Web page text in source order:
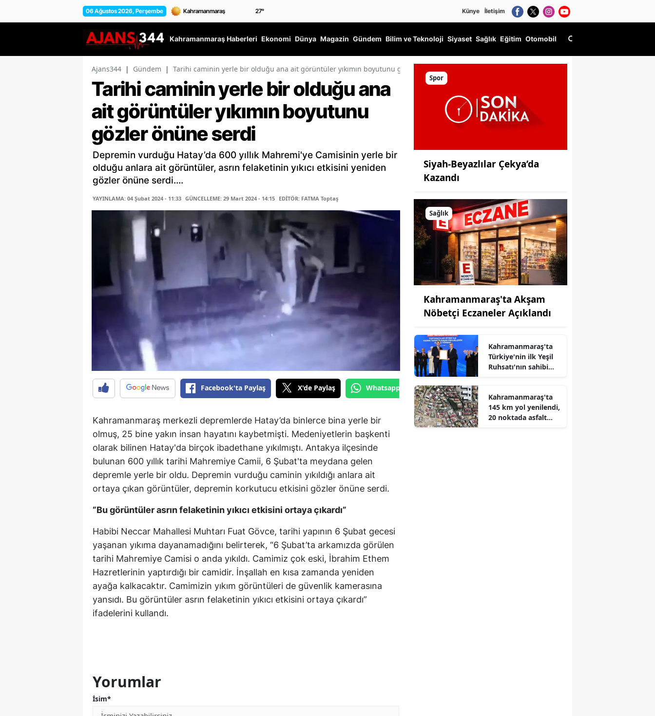
06 Ağustos 2026, Perşembe 27° Künye İletişim
Kahramanmaraş Haberleri Ekonomi Dünya Magazin Gündem Bilim ve Teknoloji Siyaset Sağlık Eğitim Otomobil
Ajans344 | Gündem | Tarihi caminin yerle bir olduğu ana ait görüntüler yıkımın boyutunu gözler önüne serdi
Tarihi caminin yerle bir olduğu ana
ait görüntüler yıkımın boyutunu
gözler önüne serdi
Depremin vurduğu Hatay’da 600 yıllık Mahremi'ye Camisinin yerle bir
olduğu anlara ait görüntüler, asrın felaketinin yıkıcı etkisini yeniden
gözler önüne serdi....
YAYINLAMA: 04 Şubat 2024 - 11:33 GÜNCELLEME: 29 Mart 2024 - 14:15 EDİTÖR: FATMA Toptaş
Facebook'ta Paylaş X'de Paylaş Whatsapp'tan Gönder
Kahramanmaraş merkezli depremlerde Hatay’da binlerce bina yerle bir
olmuş, 25 bine yakın insan hayatını kaybetmişti. Medeniyetlerin başkenti
olarak bilinen Hatay'da birçok ibadethane yıkılmıştı. Antakya ilçesinde
bulunan 600 yıllık tarihi Mahremiye Camii, 6 Şubat'ta meydana gelen
depremle yerle bir oldu. Depremin vurduğu caminin yıkıldığı anlara ait
ortaya çıkan görüntüler, depremin korkutucu etkisini gözler önüne serdi.
“Bu görüntüler asrın felaketinin yıkıcı etkisini ortaya çıkardı”
Habibi Neccar Mahallesi Muhtarı Fuat Gövce, tarihi yapının 6 Şubat gecesi
yaşanan yıkıma dayanamadığını belirterek, “6 Şubat’ta arkamızda görülen
tarihi Mahremiye Camisi o anda yıkıldı. Camimiz çok eski, İbrahim Ethem
Hazretlerinin yaptırdığı bir camidir. İnşallah en kısa zamanda yeniden
ayağa kalkacaktır. Camimizin yıkım görüntüleri de güvenlik kamerasına
yansıdı. Bu görüntüler asrın felaketinin yıkıcı etkisini ortaya çıkardı”
ifadelerini kullandı.
Yorumlar
İsim*
Spor
Siyah-Beyazlılar Çekya’da
Kazandı
Sağlık
Kahramanmaraş'ta Akşam
Nöbetçi Eczaneler Açıklandı
Kahramanmaraş'ta
Türkiye'nin ilk Yeşil
Ruhsatı'nın sahibi
Kahramanmaraş'ta
145 km yol yenilendi,
20 noktada asfalt